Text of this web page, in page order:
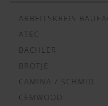
ARBEITSKREIS
ATEC
BACHLER
BRÖTJE
CAMINA / SCHMID
CEMWOOD